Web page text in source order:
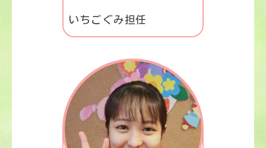
いちごぐみ担任